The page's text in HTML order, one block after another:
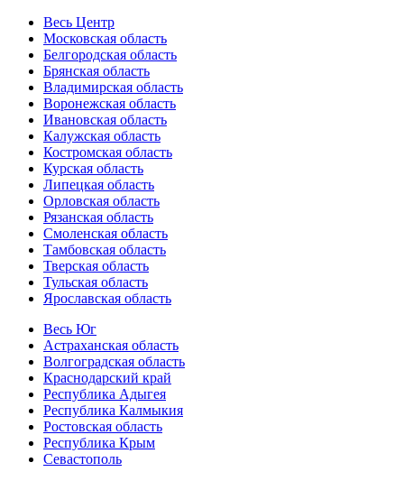
Весь Центр
Московская область
Белгородская область
Брянская область
Владимирская область
Воронежская область
Ивановская область
Калужская область
Костромская область
Курская область
Липецкая область
Орловская область
Рязанская область
Смоленская область
Тамбовская область
Тверская область
Тульская область
Ярославская область
Весь Юг
Астраханская область
Волгоградская область
Краснодарский край
Республика Адыгея
Республика Калмыкия
Ростовская область
Республика Крым
Севастополь